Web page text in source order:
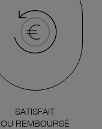
SATISFAIT
OU REMBOURSÉ